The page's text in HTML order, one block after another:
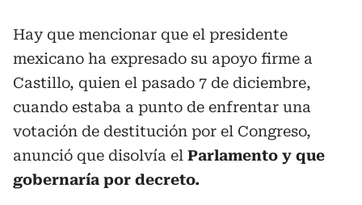
Hay que mencionar que el presidente
mexicano ha expresado su apoyo firme a
Castillo, quien el pasado 7 de diciembre,
cuando estaba a punto de enfrentar una
votación de destitución por el Congreso,
anunció que disolvía el Parlamento y que
gobernaría por decreto.